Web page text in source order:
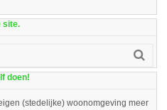
site.
doen!
(stedelijke) woonomgeving meer